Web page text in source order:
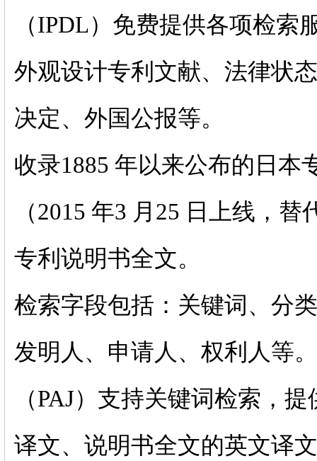
（IPDL）免费提供各项检
外观设计专利文献、法律状
决定、外国公报等。
收录1885 年以来公布的日本
（2015 年3 月25 日上线，
专利说明书全文。
检索字段包括：关键词、分
发明人、申请人、权利人等
（PAJ）支持关键词检索，
译文、说明书全文的英文译